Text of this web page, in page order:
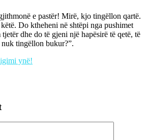
e pastër! Mirë, kjo tingëllon qartë.
Do ktheheni në shtëpi nga pushimet
dhe do të gjeni një hapësirë të qetë, të
nuk tingëllon bukur?”.
ynë!